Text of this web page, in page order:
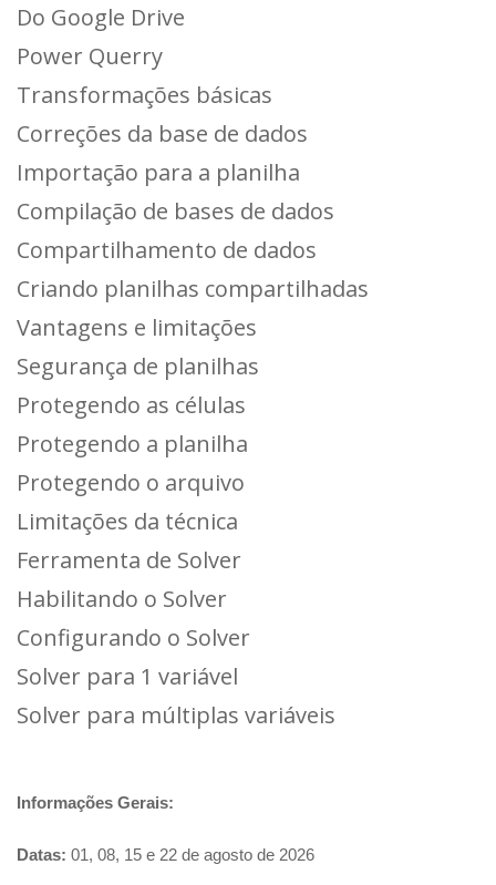
Do Google Drive
Power Querry
Transformações básicas
Correções da base de dados
Importação para a planilha
Compilação de bases de dados
Compartilhamento de dados
Criando planilhas compartilhadas
Vantagens e limitações
Segurança de planilhas
Protegendo as células
Protegendo a planilha
Protegendo o arquivo
Limitações da técnica
Ferramenta de Solver
Habilitando o Solver
Configurando o Solver
Solver para 1 variável
Solver para múltiplas variáveis
Informações Gerais:
Datas: 01, 08, 15 e 22 de agosto de 2026